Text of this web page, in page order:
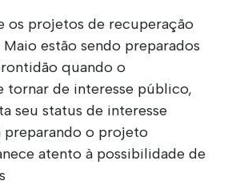
os projetos de recuperação
Maio estão sendo preparados
quando o
tornar de interesse público,
seu status de interesse
preparando o projeto
atento à possibilidade de